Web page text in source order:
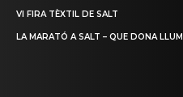
VI FIRA TÈXTIL DE SALT
LA MARATÓ A SALT – QUE DONA LLUM